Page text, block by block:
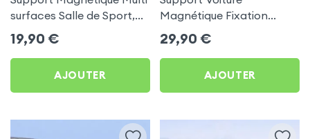
surfaces Salle de Sport,
frigo pour Google Pixel 9a
19,90 €
AJOUTER
Magnétique Fixation
Porte-gobelet pour
Google Pixel 9a
29,90 €
AJOUTER